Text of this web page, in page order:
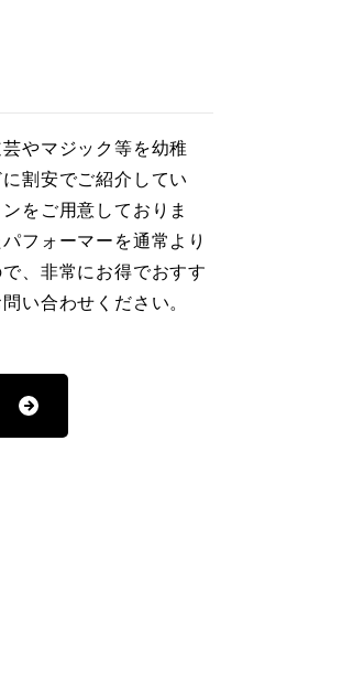
やマジック等を幼稚
割安でご紹介してい
をご用意しておりま
フォーマーを通常より
、非常にお得でおすす
い合わせください。